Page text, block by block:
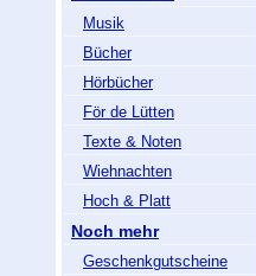
Musik
Bücher
Hörbücher
För de Lütten
Texte & Noten
Wiehnachten
Hoch & Platt
Noch mehr
Geschenkgutscheine